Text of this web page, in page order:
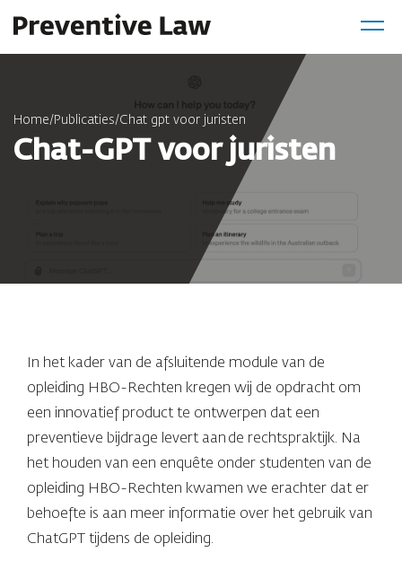
Home/ Publicaties/Chat gpt voor juristen
Chat-GPT voor juristen
In het kader van de afsluitende module van de
opleiding HBO-Rechten kregen wij de opdracht om
een innovatief product te ontwerpen dat een
preventieve bijdrage levert aan de rechtspraktijk. Na
het houden van een enquête onder studenten van de
opleiding HBO-Rechten kwamen we erachter dat er
behoefte is aan meer informatie over het gebruik van
ChatGPT tijdens de opleiding.